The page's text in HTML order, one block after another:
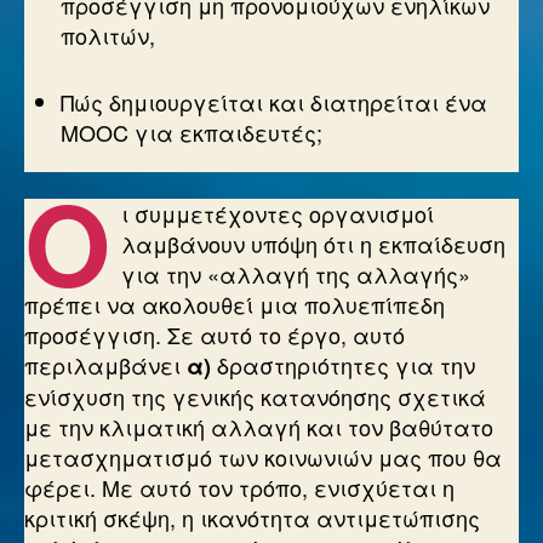
πολιτών,
Πώς δημιουργείται και διατηρείται ένα
MOOC για εκπαιδευτές;
Ο ι συμμετέχοντες οργανισμοί
λαμβάνουν υπόψη ότι η εκπαίδευση
για την «αλλαγή της αλλαγής»
πρέπει να ακολουθεί μια πολυεπίπεδη
προσέγγιση. Σε αυτό το έργο, αυτό
περιλαμβάνει α)δραστηριότητες για την
ενίσχυση της γενικής κατανόησης σχετικά
με την κλιματική αλλαγή και τον βαθύτατο
μετασχηματισμό των κοινωνιών μας που θα
φέρει. Με αυτό τον τρόπο, ενισχύεται η
κριτική σκέψη, η ικανότητα αντιμετώπισης